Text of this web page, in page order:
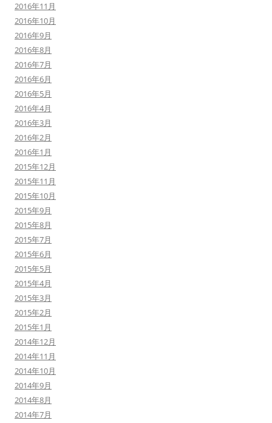
2016年11月
2016年10月
2016年9月
2016年8月
2016年7月
2016年6月
2016年5月
2016年4月
2016年3月
2016年2月
2016年1月
2015年12月
2015年11月
2015年10月
2015年9月
2015年8月
2015年7月
2015年6月
2015年5月
2015年4月
2015年3月
2015年2月
2015年1月
2014年12月
2014年11月
2014年10月
2014年9月
2014年8月
2014年7月